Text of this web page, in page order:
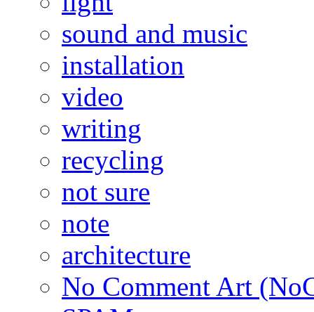
sound and music
installation
video
writing
recycling
not sure
note
architecture
No Comment Art